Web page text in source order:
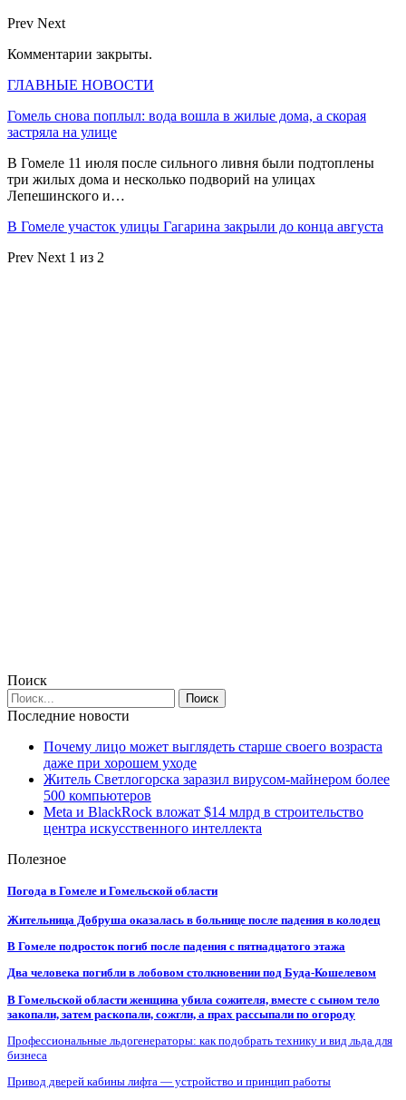
Prev Next
Комментарии закрыты.
ГЛАВНЫЕ НОВОСТИ
Гомель снова поплыл: вода вошла в жилые дома, а скорая
застряла на улице
В Гомеле 11 июля после сильного ливня были подтоплены
три жилых дома и несколько подворий на улицах
Лепешинского и…
В Гомеле участок улицы Гагарина закрыли до конца августа
Prev Next 1 из 2
Поиск
Последние новости
Почему лицо может выглядеть старше своего возраста
даже при хорошем уходе
Житель Светлогорска заразил вирусом-майнером более
500 компьютеров
Meta и BlackRock вложат $14 млрд в строительство
центра искусственного интеллекта
Полезное
Погода в Гомеле и Гомельской области
Жительница Добруша оказалась в больнице после падения в колодец
В Гомеле подросток погиб после падения с пятнадцатого этажа
Два человека погибли в лобовом столкновении под Буда-Кошелевом
В Гомельской области женщина убила сожителя, вместе с сыном тело
закопали, затем раскопали, сожгли, а прах рассыпали по огороду
Профессиональные льдогенераторы: как подобрать технику и вид льда для
бизнеса
Привод дверей кабины лифта — устройство и принцип работы